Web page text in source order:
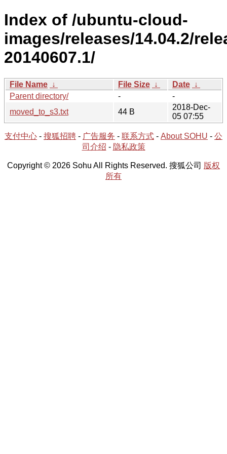
Index of /ubuntu-cloud-
images/releases/14.04.2/
20140607.1/
File Name ↓ File Size ↓ Date ↓
Parent directory/
-
-
moved_to_s3.txt
44 B
2018-Dec-
05 07:55
支付中心 - 搜狐招聘 - 广告服务 - 联系方式 - About SOHU - 公
司介绍 - 隐私政策
Copyright © 2026 Sohu All Rights Reserved. 搜狐公司 版权
所有